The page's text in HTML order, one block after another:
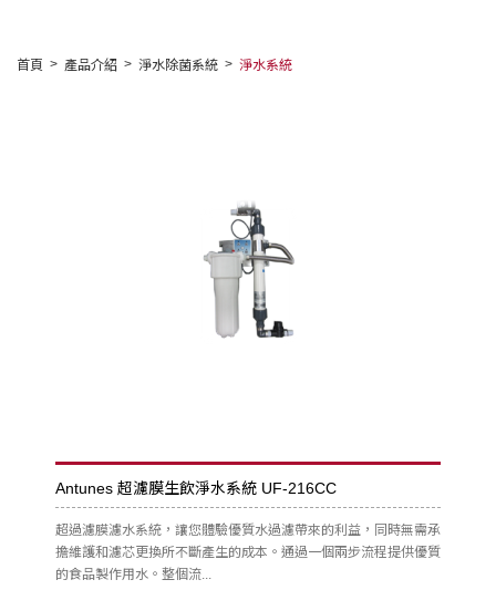
首頁 產品介紹 淨水除菌系統 淨水系統
Antunes 超濾膜生飲淨水系統 UF-216CC
超過濾膜濾水系統，讓您體驗優質水過濾帶來的利益，同時無需承
擔維護和濾芯更換所不斷產生的成本。通過一個兩步流程提供優質
的食品製作用水。整個流...
匯款通知